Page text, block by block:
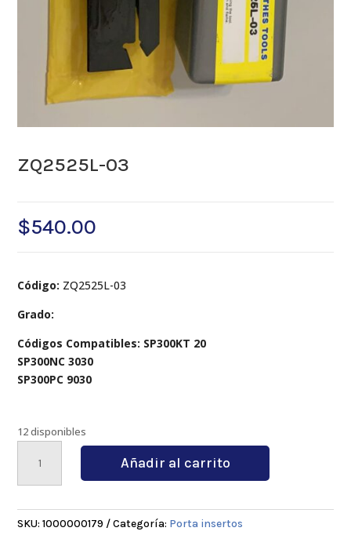
ZQ2525L-03
$540.00
Código: ZQ2525L-03
Grado:
Códigos Compatibles: SP300KT 20
SP300NC 3030
SP300PC 9030
12 disponibles
cantidad
Añadir al carrito
SKU:1000000179 Categoría: Porta insertos